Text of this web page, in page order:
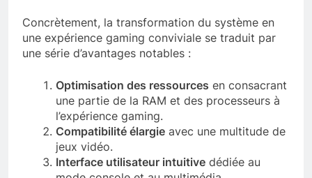
Concrètement, la transformation du système en
une expérience gaming conviviale se traduit par
une série d’avantages notables :
Optimisation des ressources en consacrant
une partie de la RAM et des processeurs à
l’expérience gaming.
Compatibilité élargie avec une multitude de
jeux vidéo.
Interface utilisateur intuitive dédiée au